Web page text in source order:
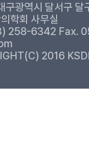
광역시 달서구 달
학회 사무실
258-6342 Fax.
2016